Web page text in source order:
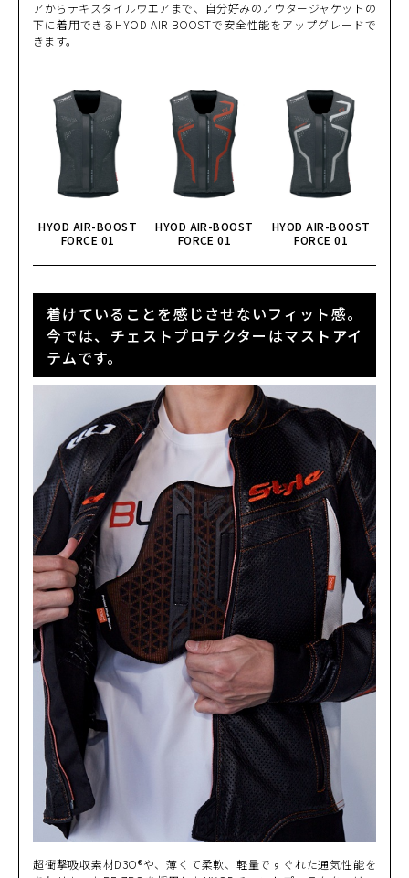
アからテキスタイルウエアまで、自分好みのアウタージャケットの
下に着用できるHYOD AIR-BOOSTで安全性能をアップグレードで
きます。
HYOD AIR-BOOST
FORCE 01
HYOD AIR-BOOST
FORCE 01
HYOD AIR-BOOST
FORCE 01
着けていることを感じさせないフィット感。
今では、チェストプロテクターはマストアイ
テムです。
超衝撃吸収素材D3O®や、薄くて柔軟、軽量ですぐれた通気性能を
BLACK/RED
L
カートに入れる
MW
¥43,890(税込)
カートに入れる
BLACK/WHITE
¥43,890(税込)
カートに入れる
BLACK/WHITE
LW
¥43,890(税込)
カートに入れる
¥43,890(税込)
カートに入れる
¥43,890(税込)
GREY/BLACK
¥43,890
カートに入れる
GREY/BLACK
LW
¥43,890 (税込)
カートに入れる
KHAKI/WHITE
M
¥43,890(税込)
カートに入れる
KHAKI/WHITE
LL
¥43,890(税込)
カートに入れる
NAVY/WHITE
¥43,890(税込)
カートに入れる